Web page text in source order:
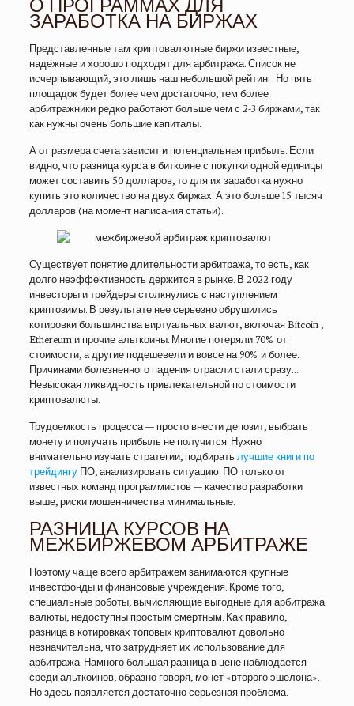
О ПРОГРАММАХ ДЛЯ
ЗАРАБОТКА НА БИРЖАХ
Представленные там криптовалютные биржи известные,
надежные и хорошо подходят для арбитража. Список не
исчерпывающий, это лишь наш небольшой рейтинг. Но пять
площадок будет более чем достаточно, тем более
арбитражники редко работают больше чем с 2-3 биржами, так
как нужны очень большие капиталы.
А от размера счета зависит и потенциальная прибыль. Если
видно, что разница курса в биткоине с покупки одной единицы
может составить 50 долларов, то для их заработка нужно
купить это количество на двух биржах. А это больше 15 тысяч
долларов (на момент написания статьи).
Существует понятие длительности арбитража, то есть, как
долго неэффективность держится в рынке. В 2022 году
инвесторы и трейдеры столкнулись с наступлением
криптозимы. В результате нее серьезно обрушились
котировки большинства виртуальных валют, включая Bitcoin ,
Ethereum и прочие альткоины. Многие потеряли 70% от
стоимости, а другие подешевели и вовсе на 90% и более.
Причинами болезненного падения отрасли стали сразу…
Невысокая ликвидность привлекательной по стоимости
криптовалюты.
Трудоемкость процесса — просто внести депозит, выбрать
монету и получать прибыль не получится. Нужно
внимательно изучать стратегии, подбирать лучшие книги по
трейдингуПО, анализировать ситуацию. ПО только от
известных команд программистов — качество разработки
выше, риски мошенничества минимальные.
РАЗНИЦА КУРСОВ НА
МЕЖБИРЖЕВОМ АРБИТРАЖЕ
Поэтому чаще всего арбитражем занимаются крупные
инвестфонды и финансовые учреждения. Кроме того,
специальные роботы, вычисляющие выгодные для арбитража
валюты, недоступны простым смертным. Как правило,
разница в котировках топовых криптовалют довольно
незначительна, что затрудняет их использование для
арбитража. Намного большая разница в цене наблюдается
среди альткоинов, образно говоря, монет «второго эшелона».
Но здесь появляется достаточно серьезная проблема.